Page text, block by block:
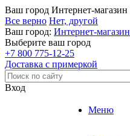
Ваш город Интернет-магазин
Все верно Нет, другой
Ваш город: Интернет-магазин
Выберите ваш город
+7 800 775-12-25
Доставка с примеркой
Вход
Меню